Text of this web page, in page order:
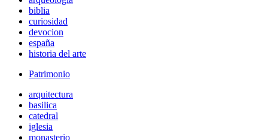
biblia
curiosidad
devocion
españa
historia del arte
Patrimonio
arquitectura
basilica
catedral
iglesia
monasterio